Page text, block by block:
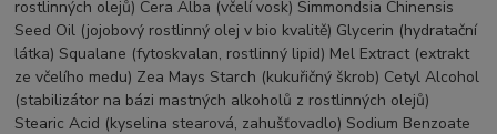
rostlinných olejů) Cera Alba (včelí vosk) Simmondsia Chinensis
Seed Oil (jojobový rostlinný olej v bio kvalitě) Glycerin (hydratační
látka) Squalane (fytoskvalan, rostlinný lipid) Mel Extract (extrakt
ze včelího medu) Zea Mays Starch (kukuřičný škrob) Cetyl Alcohol
(stabilizátor na bázi mastných alkoholů z rostlinných olejů)
Stearic Acid (kyselina stearová, zahušťovadlo) Sodium Benzoate